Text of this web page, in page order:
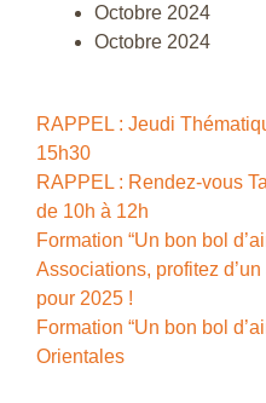
Octobre 2024
Octobre 2024
RAPPEL : Jeudi
15h30
RAPPEL : Rendez-vous
de 10h à 12h
Formation “Un bon bol
Associations, profitez
pour 2025 !
Formation “Un bon bol
Orientales